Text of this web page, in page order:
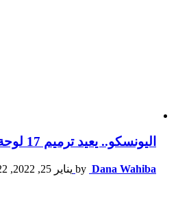
اليونسكو.. يعيد ترميم 17 لوحة فنية في لبنان
by Dana Wahiba يناير 25, 2022, 5:22 م